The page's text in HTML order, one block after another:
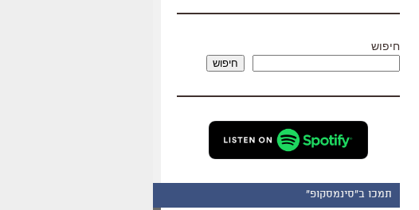
כדי
שמע.
חיפוש
חיפוש
תמכו ב"סינמסקופ"